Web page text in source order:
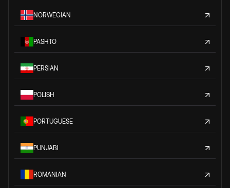
NORWEGIAN
PASHTO
PERSIAN
POLISH
PORTUGUESE
PUNJABI
ROMANIAN